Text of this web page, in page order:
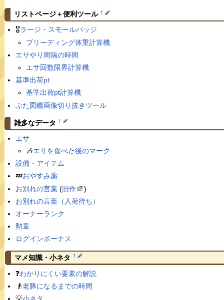
リストページ＋便利ツール †
🎖ラージ・スモールバッジ
ブリーディング体重計算機
エサやり間隔の時間
エサ回数限界計算機
基準出荷pt
基準出荷pt計算機
ぶた図鑑画像切り抜きツール
雑多なデータ †
エサ
🎶エサを食べた後のマーク
設備・アイテム
💤おやすみ薬
お別れの言葉(旧作
)
お別れの言葉（入荷待ち）
オーナーランク
勲章
ログインボーナス
マメ知識・小ネタ †
❓わかりにくい要素の解説
👴老豚になるまでの時間